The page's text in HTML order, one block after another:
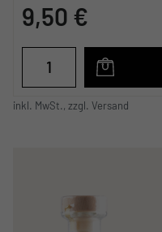
9,50 €
inkl. MwSt., zzgl. Versand